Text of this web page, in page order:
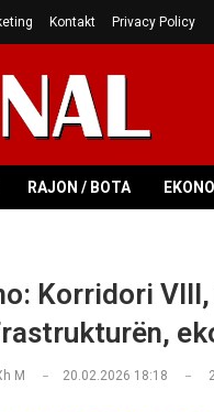
Kontakt Privacy Policy
RAJON / BOTA
Korridori
M 20.02.2026 18:18